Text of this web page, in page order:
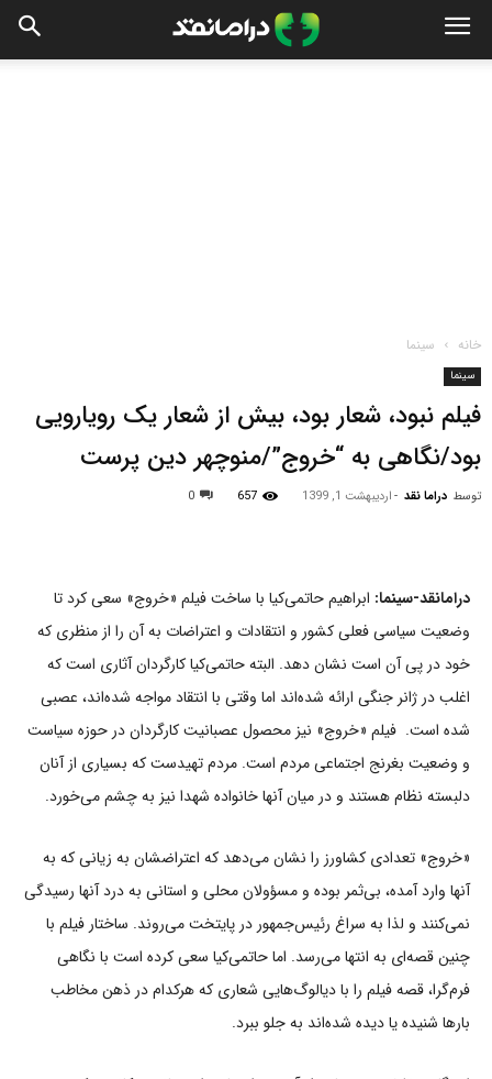
خانه سینما
سینما
فیلم نبود، شعار بود، بیش از شعار یک رویارویی
بود/نگاهی به “خروج”/منوچهر دین پرست
توسط دراما نقد -اردیبهشت 1, 1399 657
0
درامانقد-سینما: ابراهیم حاتمی‌کیا با ساخت فیلم «خروج» سعی کرد تا
وضعیت سیاسی فعلی کشور و انتقادات و اعتراضات به آن را از منظری که
خود در پی آن است نشان دهد.‌ البته حاتمی‌کیا کارگردان آثاری است که
اغلب در ژانر جنگی ارائه شده‌اند اما وقتی با انتقاد مواجه شده‌‌اند، عصبی
شده است.‌ فیلم «خروج» نیز محصول عصبانیت کارگردان در حوزه سیاست
و وضعیت بغرنج اجتماعی مردم است. مردم تهیدست که بسیاری از آنان
دلبسته نظام هستند و در میان آنها خانواده شهدا نیز به چشم می‌خورد.
«خروج» تعدادی کشاورز را نشان می‌دهد که اعتراضشان به زیانی که به
آنها وارد آمده، بی‌ثمر بوده و مسؤولان محلی و استانی به درد آنها رسیدگی
نمی‌کنند و لذا به سراغ رئیس‌جمهور در پایتخت می‌روند. ساختار فیلم با
چنین قصه‌ای به انتها می‌رسد. اما حاتمی‌کیا سعی کرده است با نگاهی
فرم‌گرا، قصه فیلم را با دیالوگ‌هایی شعاری که هرکدام در ذهن مخاطب
بارها شنیده یا دیده شده‌اند به جلو ببرد.